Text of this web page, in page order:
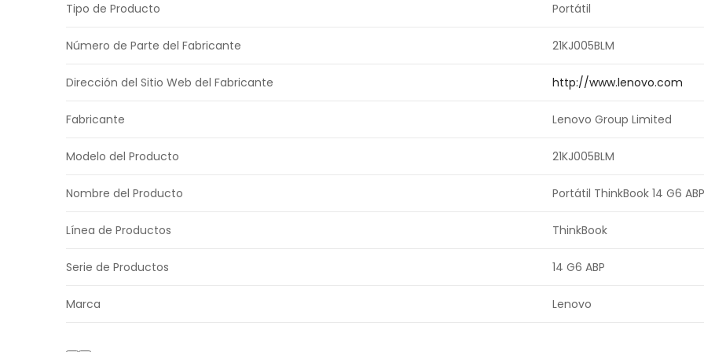
Tipo de Producto Portátil
Número de Parte del Fabricante 21KJ005BLM
Dirección del Sitio Web del Fabricante http://www.lenovo.com
Fabricante Lenovo Group Limited
Modelo del Producto 21KJ005BLM
Nombre del Producto Portátil ThinkBook 14 G6
Línea de Productos ThinkBook
Serie de Productos 14 G6 ABP
Marca Lenovo